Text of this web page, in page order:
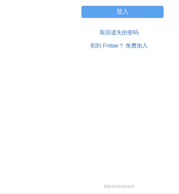
取回遗失的密码
初到 Fridae？ 免费加入
Advertisement